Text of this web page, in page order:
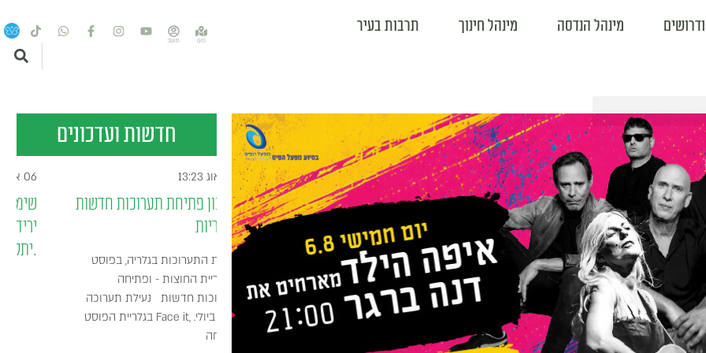
מינהל הנדסה מינהל חינוך
תרבות בעיר
חדשות ועדכונים
04 אוג 13:23
עדכון פתיחת תערוכות חדשות
בגלריות
נעילת התערוכות בגלריה, בפוסט
ובגלריית החוצות - ופתיחה
תערוכות חדשות נעילת תערוכה
בגלריית הפוסט Face it, ב25 ביולי.
02 אוג 08:01
אירועי השבוע 2-8.8
תושבות ותושבים יקרים, בוקר טוב
אלו הם אירועי השבוע ברמת
האם המניקה - בלי איסורים, בלי
הגבלות,
02 אוג 07:47
שימו לב! חל איסור על הדלקת
אש בכל הארץ.
תושבות ותושבים יקרים, במהלך
חודש אוגוסט צפוי עומס חום כבד
המגביר את הסיכון לשריפות.
לתשומת לבכם, צו איסור הבערת
אש בשטחים
הספר
העירוניות
שנת
ספרי